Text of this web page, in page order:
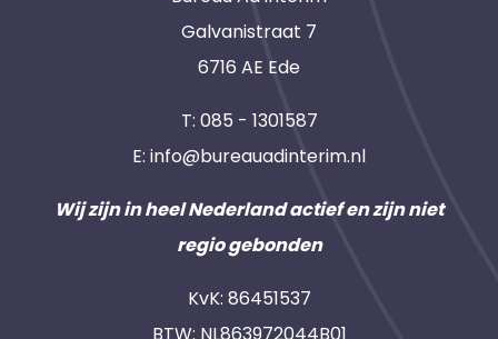
Galvanistraat 7
6716 AE Ede
T: 085 - 1301587
E: info@bureauadinterim.nl
Wij zijn in heel Nederland actief en zijn niet
regio gebonden
KvK: 86451537
BTW: NL863972044B01